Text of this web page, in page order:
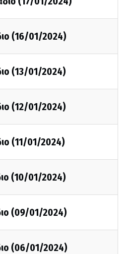
(16/01/2024)
(13/01/2024)
(12/01/2024)
(11/01/2024)
(10/01/2024)
(09/01/2024)
(06/01/2024)